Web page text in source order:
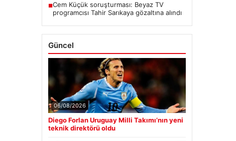
■Cem Küçük soruşturması: Beyaz TV
programcısı Tahir Sarıkaya gözaltına alındı
Güncel
06/08/2026
Diego Forlan Uruguay Milli Takımı’nın yeni
teknik direktörü oldu